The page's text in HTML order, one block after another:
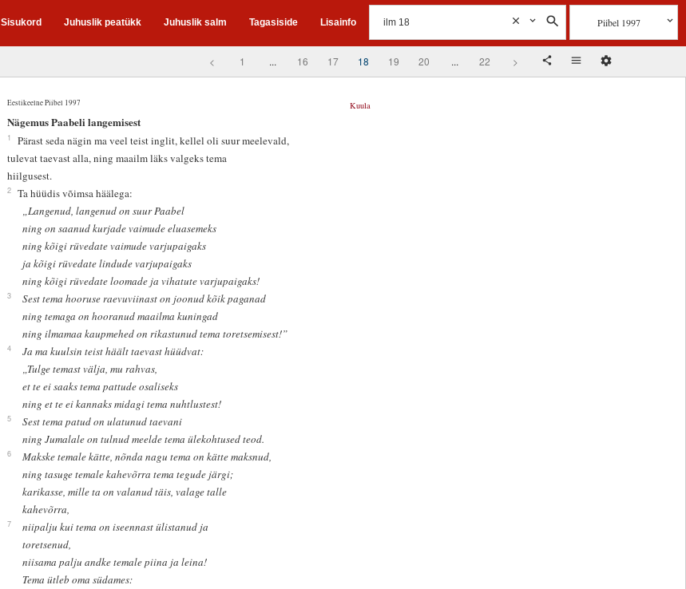
Sisukord Juhuslik peatükk Juhuslik salm Tagasiside Lisainfo Piibel 1997
< 1 ... 16 17 18 19 20 ... 22 >
Eestikeelne Piibel 1997 Kuula
Nägemus Paabeli langemisest
1
Pärast seda nägin ma veel teist inglit, kellel oli suur meelevald,
tulevat taevast alla, ning maailm läks valgeks tema
hiilgusest.
2
Ta hüüdis võimsa häälega:
„Langenud, langenud on suur Paabel
ning on saanud kurjade vaimude eluasemeks
ning kõigi rüvedate vaimude varjupaigaks
ja kõigi rüvedate lindude varjupaigaks
ning kõigi rüvedate loomade ja vihatute varjupaigaks!
3
Sest tema hooruse raevuviinast on joonud kõik paganad
ning temaga on hooranud maailma kuningad
ning ilmamaa kaupmehed on rikastunud tema toretsemisest!”
4
Ja ma kuulsin teist häält taevast hüüdvat:
„Tulge temast välja, mu rahvas,
et te ei saaks tema pattude osaliseks
ning et te ei kannaks midagi tema nuhtlustest!
5
Sest tema patud on ulatunud taevani
ning Jumalale on tulnud meelde tema ülekohtused teod.
6
Makske temale kätte, nõnda nagu tema on kätte maksnud,
ning tasuge temale kahevõrra tema tegude järgi;
karikasse, mille ta on valanud täis, valage talle
kahevõrra,
7
niipalju kui tema on iseennast ülistanud ja
toretsenud,
niisama palju andke temale piina ja leina!
Tema ütleb oma südames: